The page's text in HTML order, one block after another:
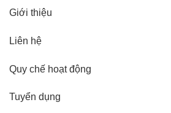
Giới thiệu
Liên hệ
Quy chế hoạt động
Tuyển dụng